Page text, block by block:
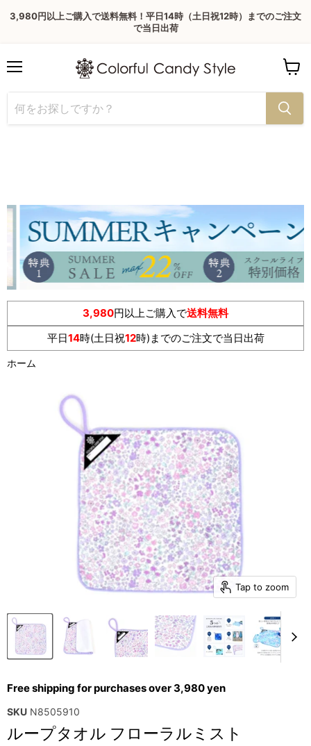
3,980円以上ご購入で送料無料！平日14時（土日祝12時）までのご注文
で当日出荷
cart
3,980円以上ご購入で送料無料
平日14時(土日祝12時)までのご注文で当日出荷
ホーム
Tap to zoom
Free shipping for purchases over 3,980 yen
SKU N8505910
ループタオル フローラルミスト